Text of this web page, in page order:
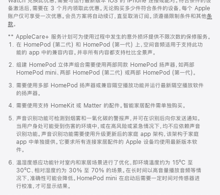
备激活后，需要在 3 个月内领取此优惠。无论购买多少件符合条件的设备，每个 Apple
账户仅可享受一次优惠。会员方案将自动续订，直至取消订阅。须遵循限制条件和其他条
款。
窗
口
中
打
开)
** AppleCare+ 服务计划可为使用过程中发生的意外损坏提供不限次数的保修服务。
在 HomePod (第二代) 和 HomePod (第一代) 上，空间音频适用于支持此功
能的 app 中的兼容内容。并非所有内容都支持杜比全景声。
组建 HomePod 立体声组合需要使用两部同款 HomePod 扬声器，如两部
HomePod mini、两部 HomePod (第二代) 或两部 HomePod (第一代)。
需要使用多部 HomePod 扬声器或兼容隔空播放功能并运行最新隔空播放软件
的扬声器。
需要使用支持 HomeKit 或 Matter 的配件。智能家居配件需单独购买。
声音识别功能可检测到烟雾和一氧化碳的警报声，并可在识别后向你发送通知。
当用户身处可能受到伤害的环境中，或在高风险或紧急情况下，均不应依赖声音
识别功能。声音识别功能需要使用升级更新后的家庭 app 架构，该架构于家庭
app 中单独提供。它要求所有连接家居配件的 Apple 设备均使用最新版本软
件。
温湿度感应功能针对室内和家居场景进行了优化，即环境温度约为 15ºC 至
30ºC、相对湿度约为 30% 至 70% 的场景。在长时间以高音量播放音频等情
况下，准确性可能会降低。HomePod mini 在启动后需要一定时间对传感器进
行校准，才可显示结果。